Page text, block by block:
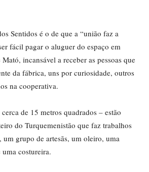
Sentidos é o de que a “união faz a
fácil pagar o aluguer do espaço em
incansável a receber as pessoas que
da fábrica, uns por curiosidade, outros
na cooperativa.
de 15 metros quadrados – estão
do Turquemenistão que faz trabalhos
um grupo de artesãs, um oleiro, uma
costureira.